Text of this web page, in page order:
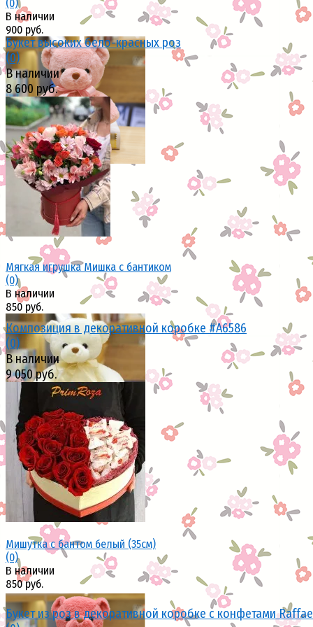
избранное сравнить
(0)
В наличии
900 руб.
избранное сравнить
Мягкая игрушка Мишка с бантиком
(0)
В наличии
850 руб.
Мишутка с бантом белый (35см)
(0)
В наличии
850 руб.
избранное сравнить
Букет высоких бело-красных роз
(0)
В наличии
8 600 руб.
избранное сравнить
Композиция в декоративной коробке #A6586
(0)
В наличии
9 050 руб.
Букет из роз в декоративной коробке с конфетами